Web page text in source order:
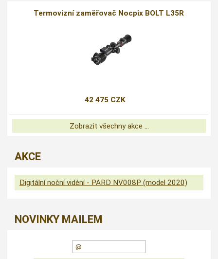
Termovizní zaměřovač Nocpix BOLT L35R
42 475 CZK
Zobrazit všechny akce ...
AKCE
Digitální noční vidění - PARD NV008P (model 2020)
NOVINKY MAILEM